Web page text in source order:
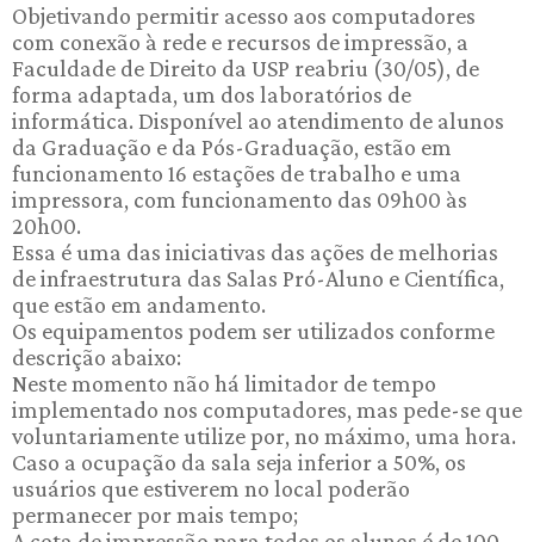
Objetivando permitir acesso aos computadores
com conexão à rede e recursos de impressão, a
Faculdade de Direito da USP reabriu (30/05), de
forma adaptada, um dos laboratórios de
informática. Disponível ao atendimento de alunos
da Graduação e da Pós-Graduação, estão em
funcionamento 16 estações de trabalho e uma
impressora, com funcionamento das 09h00 às
20h00.
Essa é uma das iniciativas das ações de melhorias
de infraestrutura das Salas Pró-Aluno e Científica,
que estão em andamento.
Os equipamentos podem ser utilizados conforme
descrição abaixo:
Neste momento não há limitador de tempo
implementado nos computadores, mas pede-se que
voluntariamente utilize por, no máximo, uma hora.
Caso a ocupação da sala seja inferior a 50%, os
usuários que estiverem no local poderão
permanecer por mais tempo;